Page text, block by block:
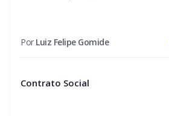
Por Luiz Felipe Gomide
Contrato Social